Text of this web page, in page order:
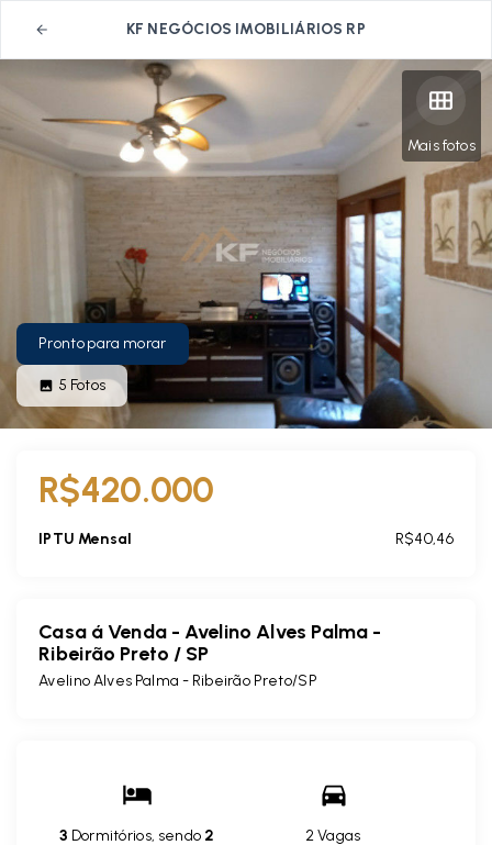
KF NEGÓCIOS IMOBILIÁRIOS RP
Mais fotos
Pronto para morar
5 Fotos
R$420.000
IPTU Mensal R$40,46
Casa á Venda - Avelino Alves Palma -
Ribeirão Preto / SP
Avelino Alves Palma - Ribeirão Preto/SP
3 Dormitórios, sendo 2
2 Vagas